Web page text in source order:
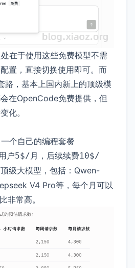
在于使用这些免费模型不需
置，直接切换使用即可。而
路，基本上国内新上的顶级模
在OpenCode免费提供，但
化。
个自己的编程套餐
户5$/月 ，后续续费10$/
顶级大模型，包括：Qwen-
V4 Pro等，每个月可以
非常高。